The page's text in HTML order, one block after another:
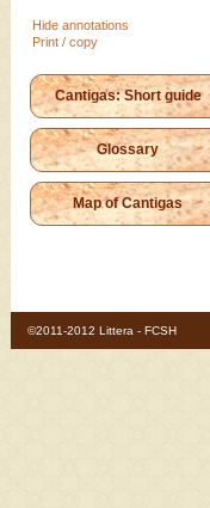
Hide annotations
Print / copy
Cantigas: Short guide
Glossary
Map of Cantigas
©2011-2012 Littera - FCSH